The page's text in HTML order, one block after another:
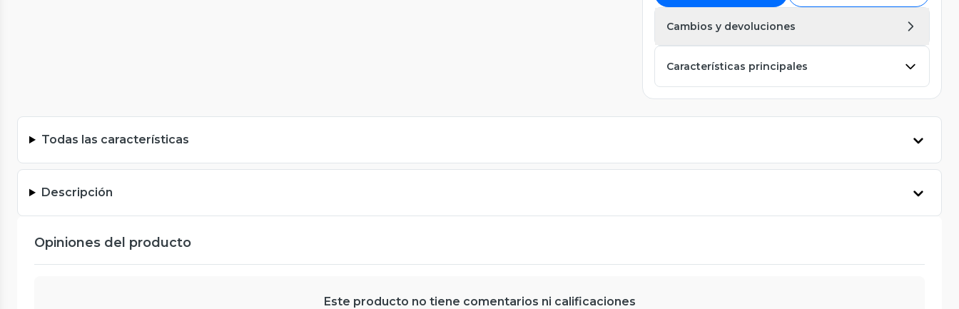
Cambios y devoluciones
Características principales
Todas las características
Descripción
Opiniones del producto
Este producto no tiene comentarios ni calificaciones